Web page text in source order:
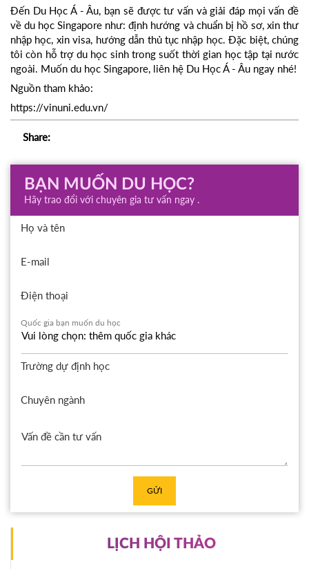
Đến Du Học Á - Âu, bạn sẽ được tư vấn và giải đáp mọi vấn đề
về du học Singapore như: định hướng và chuẩn bị hồ sơ, xin thư
nhập học, xin visa, hướng dẫn thủ tục nhập học. Đặc biệt, chúng
tôi còn hỗ trợ du học sinh trong suốt thời gian học tập tại nước
ngoài. Muốn du học Singapore, liên hệ Du Học Á - Âu ngay nhé!
Nguồn tham khảo:
https://vinuni.edu.vn/
Share:
BẠN MUỐN DU HỌC?
Hãy trao đổi với chuyên gia tư vấn ngay .
Họ và tên
E-mail
Điện thoại
Quốc gia bạn muốn du học
Trường dự định học
Chuyên ngành
GỬI
LỊCH HỘI THẢO